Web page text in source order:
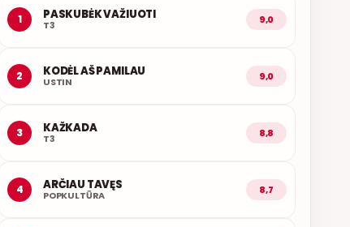
1 PASKUBĖK VAŽIUOTI
T3 9,0
2 KODĖL AŠ PAMILAU
USTIN 9,0
3 KAŽKADA
T3 8,8
4 ARČIAU TAVĘS
POPKULTŪRA 8,7